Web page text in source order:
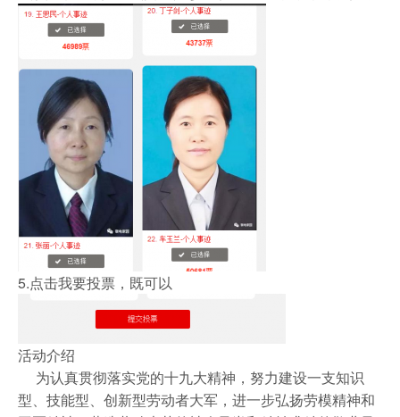
5.点击我要投票，既可以
活动介绍
为认真贯彻落实党的十九大精神，努力建设一支知识
型、技能型、创新型劳动者大军，进一步弘扬劳模精神和